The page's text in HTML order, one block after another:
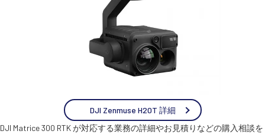
DJI Zenmuse H20T 詳細
DJI Matrice 300 RTK が対応する業務の詳細やお見積りなどの購入相談を